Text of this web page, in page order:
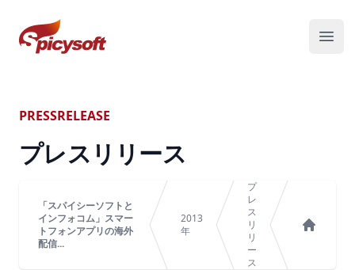
スパイシーソフト株式会社
メニ
PRESSRELEASE
プレスリリース
「スパイシーソフトと
インフォコム」スマー
トフォンアプリの海外
配信...
2013
年
プ
レ
ス
リ
リ
ー
ス